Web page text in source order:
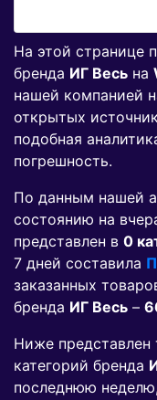
На этой странице
бренда ИГ Весь на
нашей компанией
открытых
подобная
погрешность.
По данным нашей
состоянию на
представлен в 0
7 дней составила
заказанных
бренда ИГ Весь –
Ниже
категорий бренда
последнюю